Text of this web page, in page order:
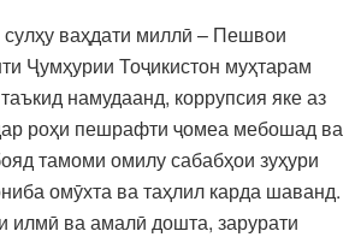
сулҳу ваҳдати миллӣ – Пешвои
Ҷумҳурии Тоҷикистон муҳтарам
намудаанд, коррупсия яке аз
роҳи пешрафти ҷомеа мебошад ва
тамоми омилу сабабҳои зуҳури
омӯхта ва таҳлил карда шаванд.
илмӣ ва амалӣ дошта, зарурати